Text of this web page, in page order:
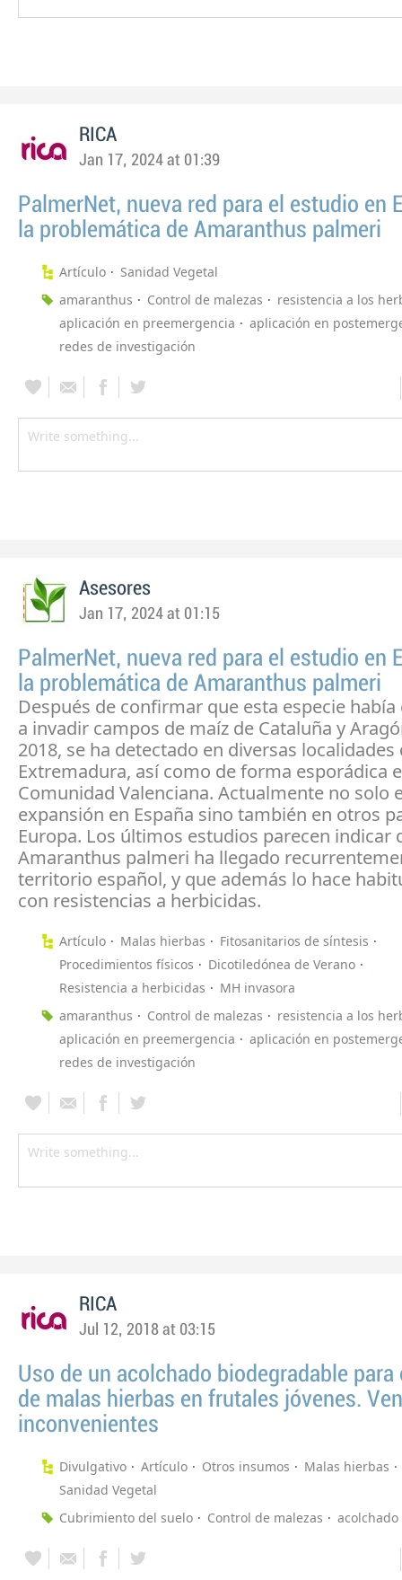
RICA
Jan 17, 2024 at 01:39
PalmerNet, nueva red para el estudio en
la problemática de Amaranthus palmeri
Artículo
Sanidad Vegetal
amaranthus
Control de malezas
resistencia a los
aplicación en preemergencia
aplicación en
redes de investigación
Asesores
Jan 17, 2024 at 01:15
PalmerNet, nueva red para el estudio en
la problemática de Amaranthus palmeri
Después de confirmar que esta especie
a invadir campos de maíz de Cataluña y
2018, se ha detectado en diversas localidades
Extremadura, así como de forma esporádica
Comunidad Valenciana. Actualmente no solo
expansión en España sino también en otros
Europa. Los últimos estudios parecen indicar
Amaranthus palmeri ha llegado
territorio español, y que además lo hace
con resistencias a herbicidas.
Artículo Malas hierbas
Fitosanitarios de síntesis
Procedimientos físicos
Dicotiledónea de Verano
Resistencia a herbicidas
MH invasora
amaranthus
Control de malezas
resistencia a los
aplicación en preemergencia
aplicación en
redes de investigación
RICA
Jul 12, 2018 at 03:15
Uso de un acolchado biodegradable
de malas hierbas en frutales jóvenes.
inconvenientes
Divulgativo Artículo Otros insumos
Malas hierbas
Sanidad Vegetal
Cubrimiento del suelo
Control de malezas acolchado